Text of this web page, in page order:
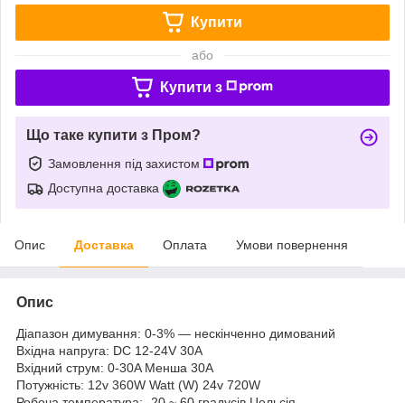
Купити
або
Купити з
Що таке купити з Пром?
Замовлення під захистом
Доступна доставка
Опис Доставка Оплата Умови повернення
Опис
Діапазон димування: 0-3% — нескінченно димований
Вхідна напруга: DC 12-24V 30A
Вхідний струм: 0-30A Менша 30A
Потужність: 12v 360W Watt (W) 24v 720W